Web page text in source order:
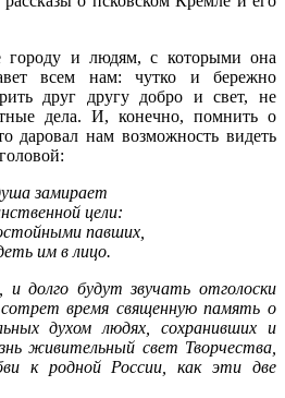
городу и людям, с которыми она
всем нам: чутко и бережно
друг другу добро и свет, не
дела. И, конечно, помнить о
даровал нам возможность видеть
замирает
цели:
павших,
им в лицо.
долго будут звучать отголоски
время священную память о
духом людях, сохранивших и
живительный свет Творчества,
к родной России, как эти две